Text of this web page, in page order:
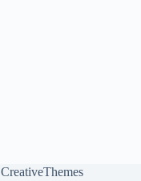
CreativeThemes